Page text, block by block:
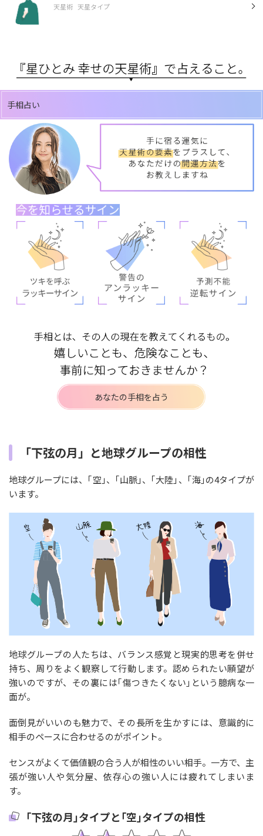
天星術 天星タイプ
手相占い
あなたの手相を占う
「下弦の月」と地球グループの相性
地球グループには、｢空｣、｢山脈｣、｢大陸｣、｢海｣の4タイプが
います。
地球グループの人たちは、バランス感覚と現実的思考を併せ
持ち、周りをよく観察して行動します。認められたい願望が
強いのですが、その裏には｢傷つきたくない｣という臆病な一
面が。
面倒見がいいのも魅力で、その長所を生かすには、意識的に
相手のペースに合わせるのがポイント。
センスがよくて価値観の合う人が相性のいい相手。一方で、主
張が強い人や気分屋、依存心の強い人には疲れてしまいま
す。
｢下弦の月｣タイプと｢空｣タイプの相性